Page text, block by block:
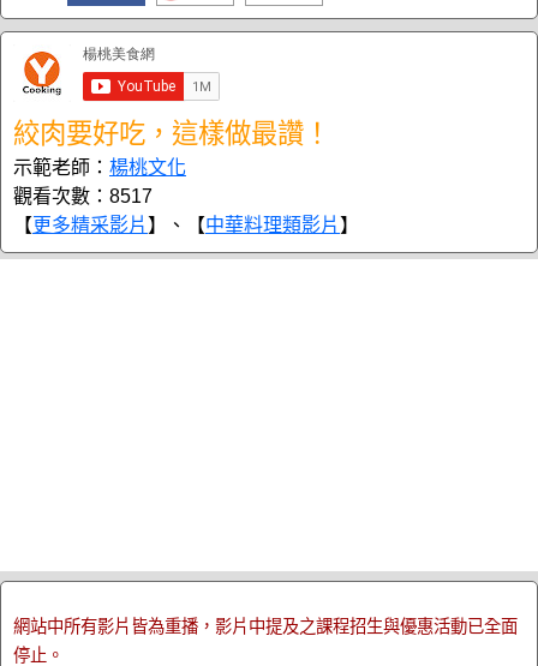
絞肉要好吃，這樣做最讚！
示範老師： 楊桃文化
觀看次數：8517
【更多精采影片 】、【中華料理類影片 】
網站中所有影片皆為重播，影片中提及之課程招生與優惠活動已全面
停止。